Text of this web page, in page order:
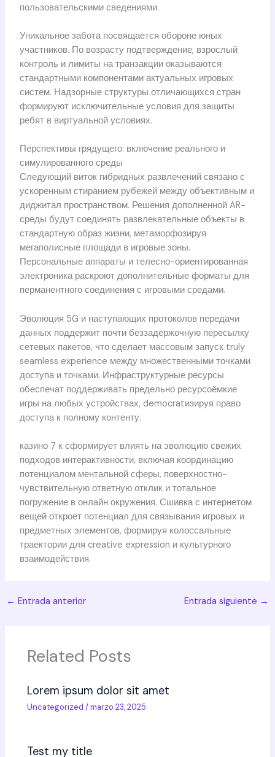
пользовательскими сведениями.
Уникальное забота посвящается обороне юных
участников. По возрасту подтверждение, взрослый
контроль и лимиты на транзакции оказываются
стандартными компонентами актуальных игровых
систем. Надзорные структуры отличающихся стран
формируют исключительные условия для защиты
ребят в виртуальной условиях.
Перспективы грядущего: включение реального и
симулированного среды
Следующий виток гибридных развлечений связано с
ускоренным стиранием рубежей между объективным и
диджитал пространством. Решения дополненной AR-
среды будут соединять развлекательные объекты в
стандартную образ жизни, метаморфозируя
мегаполисные площади в игровые зоны.
Персональные аппараты и телесно-ориентированная
электроника раскроют дополнительные форматы для
перманентного соединения с игровыми средами.
Эволюция 5G и наступающих протоколов передачи
данных поддержит почти беззадержочную пересылку
сетевых пакетов, что сделает массовым запуск truly
seamless experience между множественными точками
доступа и точками. Инфраструктурные ресурсы
обеспечат поддерживать предельно ресурсоёмкие
игры на любых устройствах, democratизируя право
доступа к полному контенту.
казино 7 к сформирует влиять на эволюцию свежих
подходов интерактивности, включая координацию
потенциалом ментальной сферы, поверхностно-
чувствительную ответную отклик и тотальное
погружение в онлайн окружения. Сшивка с интернетом
вещей откроет потенциал для связывания игровых и
предметных элементов, формируя колоссальные
траектории для creative expression и культурного
взаимодействия.
← Entrada anterior Entrada siguiente →
Related Posts
Lorem ipsum dolor sit amet
Uncategorized /marzo 23, 2025
Test my title